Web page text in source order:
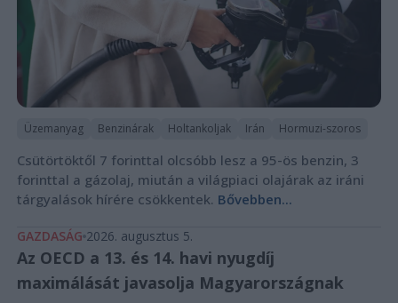
Üzemanyag Benzinárak Holtankoljak Irán Hormuzi-szoros
Csütörtöktől 7 forinttal olcsóbb lesz a 95-ös benzin, 3
forinttal a gázolaj, miután a világpiaci olajárak az iráni
tárgyalások hírére csökkentek. Bővebben...
GAZDASÁG 2026. augusztus 5.
Az OECD a 13. és 14. havi nyugdíj
maximálását javasolja Magyarországnak